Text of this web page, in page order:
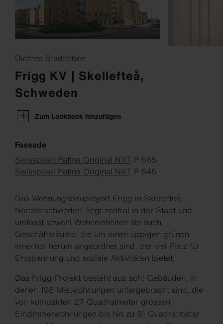
Services
Über uns
Inspiration
Musterbestellung
Nachhaltigkeit
Dichtes Stadtleben
Frigg KV | Skellefteå,
Schweden
Zum Lookbook hinzufügen
Fassade
Swisspearl Patina Original NXT P 565
Swisspearl Patina Original NXT P 545
Das Wohnungsbauprojekt Frigg in Skellefteå,
Nordostschweden, liegt zentral in der Stadt und
umfasst sowohl Wohneinheiten als auch
Geschäftsräume, die um einen üppigen grünen
Innenhof herum angeordnet sind, der viel Platz für
Entspannung und soziale Aktivitäten bietet.
Das Frigg-Projekt besteht aus acht Gebäuden, in
denen 198 Mietwohnungen untergebracht sind, die
von kompakten 27 Quadratmeter grossen
Einzimmerwohnungen bis hin zu 91 Quadratmeter